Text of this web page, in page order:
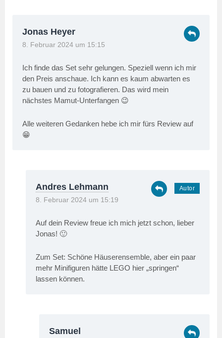
Jonas Heyer
8. Februar 2024 um 15:15
Ich finde das Set sehr gelungen. Speziell wenn ich mir
den Preis anschaue. Ich kann es kaum abwarten es
zu bauen und zu fotografieren. Das wird mein
nächstes Mamut-Unterfangen 😉
Alle weiteren Gedanken hebe ich mir fürs Review auf
😁
Andres Lehmann
8. Februar 2024 um 15:19
Auf dein Review freue ich mich jetzt schon, lieber
Jonas! 🙂
Zum Set: Schöne Häuserensemble, aber ein paar
mehr Minifiguren hätte LEGO hier „springen“
lassen können.
Samuel